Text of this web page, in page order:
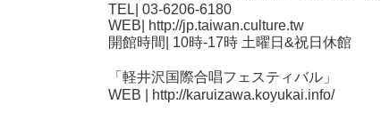
TEL| 03-6206-6180
WEB|
http://jp.taiwan.culture.tw
開館時間| 10時-17時 土曜日&祝日休館
「軽井沢国際合唱フェスティバル」
WEB |
http://karuizawa.koyukai.info/